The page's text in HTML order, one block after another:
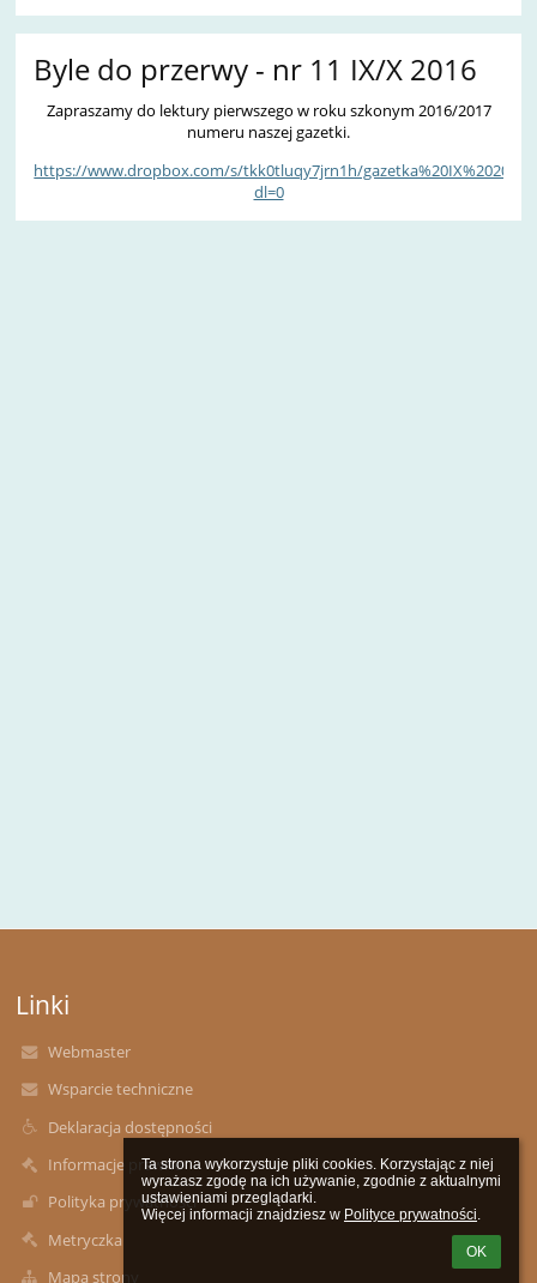
Ta strona wykorzystuje pliki cookies. Korzystając z niej
wyrażasz zgodę na ich używanie, zgodnie z aktualnymi
ustawieniami przeglądarki.
Więcej informacji znajdziesz w Polityce prywatności.
OK
Byle do przerwy - nr 11 IX/X 2016
Zapraszamy do lektury pierwszego w roku szkonym 2016/2017
numeru naszej gazetki.
https://www.dropbox.com/s/tkk0tluqy7jrn1h/
dl=0
Linki
Webmaster
Wsparcie techniczne
Deklaracja dostępności
Informacje prawne
Polityka prywatności
Metryczka
Mapa strony